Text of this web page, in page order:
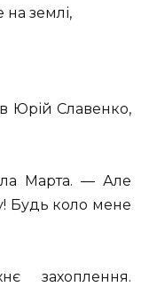
землі,
Юрій Славенко,
Марта. — Але
Будь коло мене
захоплення.